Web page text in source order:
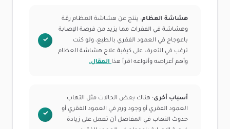
هشاشة العظام: ينتج عن هشاشة العظام رقة
وهشاشة في الفقرات مما يزيد من فرصة الإصابة
باعوجاج في العمود الفقري بالطبع، ولو كنت
ترغب في التعرف على كيفية علاج هشاشة العظام
وأهم أعراضه وأنواعه اقرأ هذاالمقال.
أسباب أخرى: هناك بعض الحالات مثل التهاب
العمود الفقري أو وجود ورم في العمود الفقري أو
حدوث التهاب في المفاصل أن تعمل على زيادة